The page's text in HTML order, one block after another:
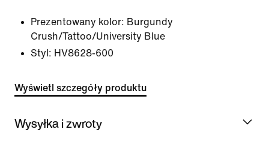
Prezentowany kolor: Burgundy
Crush/Tattoo/University Blue
Styl: HV8628-600
Wyświetl szczegóły produktu
Wysyłka i zwroty